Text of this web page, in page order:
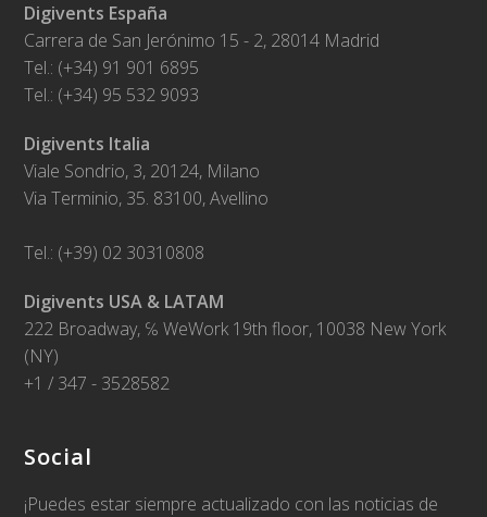
Digivents España
Carrera de San Jerónimo 15 - 2, 28014 Madrid
Tel.: (+34) 91 901 6895
Tel.: (+34) 95 532 9093
Digivents Italia
Viale Sondrio, 3, 20124, Milano
Via Terminio, 35. 83100, Avellino
Tel.: (+39) 02 30310808
Digivents USA & LATAM
222 Broadway, ℅ WeWork 19th floor, 10038 New York
(NY)
+1 / 347 - 3528582
Social
¡Puedes estar siempre actualizado con las noticias de